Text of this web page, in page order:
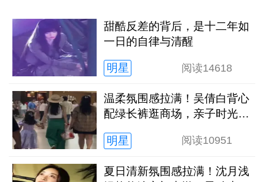
甜酷反差的背后，是十二年如
一日的自律与清醒
明星 阅读14618
温柔氛围感拉满！吴倩白背心
配绿长裤逛商场，亲子时光松
明星
阅读10951
夏日清新氛围感拉满！沈月浅